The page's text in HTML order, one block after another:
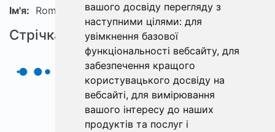
вашого досвіду перегляду з
наступними цілями: для
увімкнення базової
функціональності вебсайту, для
забезпечення кращого
користувацького досвіду на
вебсайті, для вимірювання
вашого інтересу до наших
продуктів та послуг і
Ім'я: Roman
Стрічка